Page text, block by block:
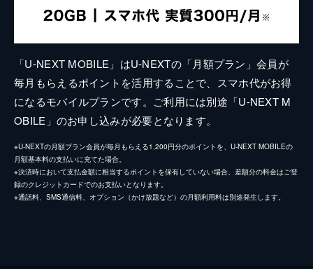
「U-NEXT MOBILE」はU-NEXTの「月額プラン」会員が
毎月もらえるポイントを活用することで、スマホ代がお得
になるモバイルプランです。ご利用には別途「U-NEXT M
OBILE」のお申し込みが必要となります。
※U-NEXTの月額プラン会員が毎月もらえる1,200円分のポイントを、U-NEXT MOBILEの
月額基本料の支払いに充てた場合。
※決済時において支払金額に相当するポイントを保有していない場合、差額分の料金はご登
録のクレジットカードでのお支払いとなります。
※通話料、SMS通信料、オプション（かけ放題など）の月額利用料は別途発生します。